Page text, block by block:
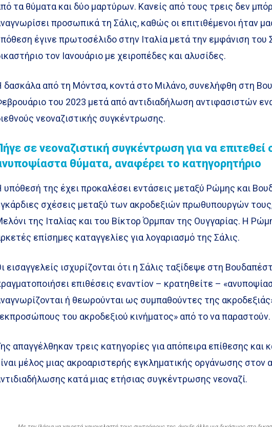
τα θύματα και δύο μαρτύρων. Κανείς από τους τρεις δεν
προσωπικά τη Σάλις, καθώς οι επιτιθέμενοι ήταν
έγινε πρωτοσέλιδο στην Ιταλία μετά την εμφάνιση του
τον Ιανουάριο με χειροπέδες και αλυσίδες.
δασκάλα από τη Μόντσα, κοντά στο Μιλάνο, συνελήφθη στη
του 2023 μετά από αντιδιαδήλωση αντιφασιστών
νεοναζιστικής συγκέντρωσης.
σε νεοναζιστική συγκέντρωση για να επιτεθεί
θύματα, αναφέρει το κατηγορητήριο
υπόθεσή της έχει προκαλέσει εντάσεις μεταξύ Ρώμης και
σχέσεις μεταξύ των ακροδεξιών πρωθυπουργών
της Ιταλίας και του Βίκτορ Όρμπαν της Ουγγαρίας. Η
επίσημες καταγγελίες για λογαριασμό της Σάλις.
εισαγγελείς ισχυρίζονται ότι η Σάλις ταξίδεψε στη
επιθέσεις εναντίον – κρατηθείτε –
ή θεωρούνται ως συμπαθούντες της
του ακροδεξιού κινήματος» από το να παραστούν.
απαγγέλθηκαν τρεις κατηγορίες για απόπειρα επίθεσης και
μέλος μιας ακροαριστερής εγκληματικής οργάνωσης στον
κατά μιας ετήσιας συγκέντρωσης νεοναζί.